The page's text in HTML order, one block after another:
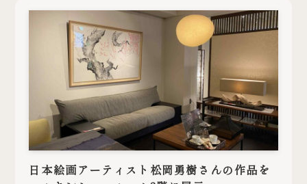
日本絵画アーティスト松岡勇樹さんの作品を